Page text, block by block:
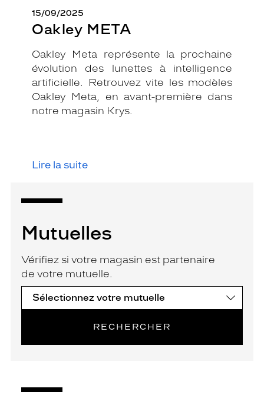
15/09/2025
Oakley META
Oakley Meta représente la prochaine
évolution des lunettes à intelligence
artificielle. Retrouvez vite les modèles
Oakley Meta, en avant-première dans
notre magasin Krys.
Lire la suite
Mutuelles
Vérifiez si votre magasin est partenaire
de votre mutuelle.
RECHERCHER